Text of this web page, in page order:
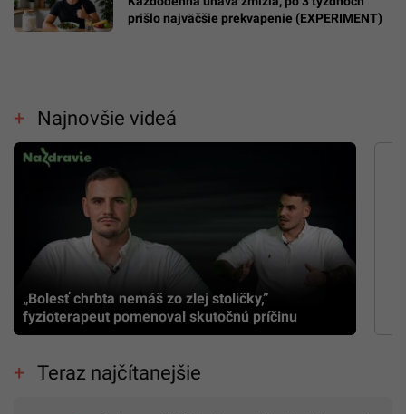
prišlo najväčšie prekvapenie (EXPERIMENT)
Najnovšie videá
„Bolesť chrbta nemáš zo zlej stoličky,”
fyzioterapeut pomenoval skutočnú príčinu
Teraz najčítanejšie